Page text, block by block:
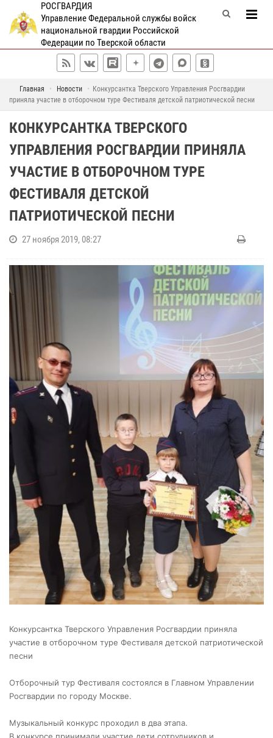
РОСГВАРДИЯ
Управление Федеральной службы войск
национальной гвардии Российской
Федерации по Тверской области
Главная Новости
Конкурсантка Тверского Управления Росгвардии
приняла участие в отборочном туре Фестиваля детской патриотической песни
КОНКУРСАНТКА ТВЕРСКОГО
УПРАВЛЕНИЯ РОСГВАРДИИ ПРИНЯЛА
УЧАСТИЕ В ОТБОРОЧНОМ ТУРЕ
ФЕСТИВАЛЯ ДЕТСКОЙ
ПАТРИОТИЧЕСКОЙ ПЕСНИ
27 ноября 2019, 08:27
Конкурсантка Тверского Управления Росгвардии приняла
участие в отборочном туре Фестиваля детской патриотической
песни
Отборочный тур Фестиваля состоялся в Главном Управлении
Росгвардии по городу Москве.
Музыкальный конкурс проходил в два этапа.